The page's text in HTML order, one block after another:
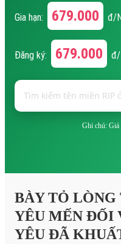
Gia hạn: 679.000 đ/
Đăng ký: 679.000 đ/
Ghi chú: Giá
BÀY TỎ
YÊU MẾN ĐỐI
YÊU ĐÃ